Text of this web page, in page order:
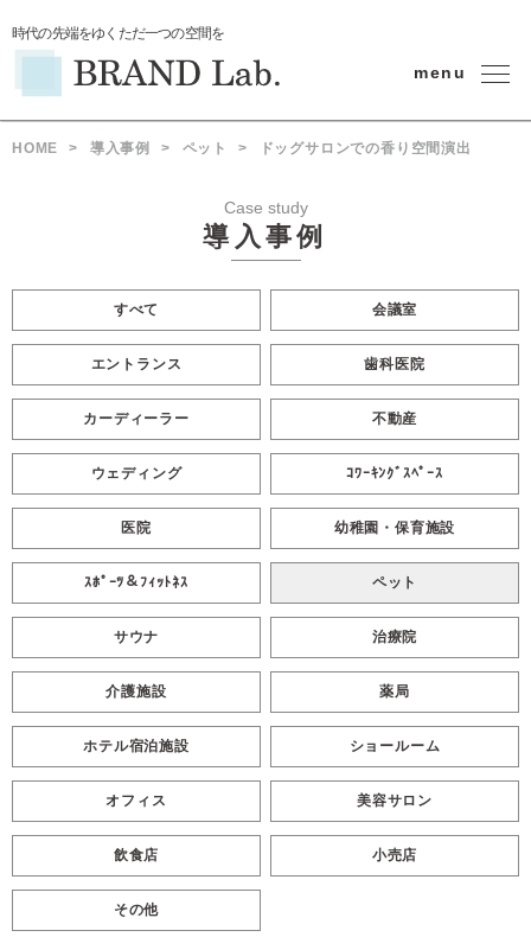
時代の先端をゆくただ一つの空間を
menu
HOME > 導入事例 > ペット > ドッグサロンでの香り空間演出
Case study
導入事例
すべて 会議室
エントランス 歯科医院
カーディーラー 不動産
ウェディング ｺﾜｰｷﾝｸﾞｽﾍﾟｰｽ
医院 幼稚園・保育施設
ｽﾎﾟｰﾂ＆ﾌｨｯﾄﾈｽ ペット
サウナ 治療院
介護施設 薬局
ホテル宿泊施設 ショールーム
オフィス 美容サロン
飲食店 小売店
その他